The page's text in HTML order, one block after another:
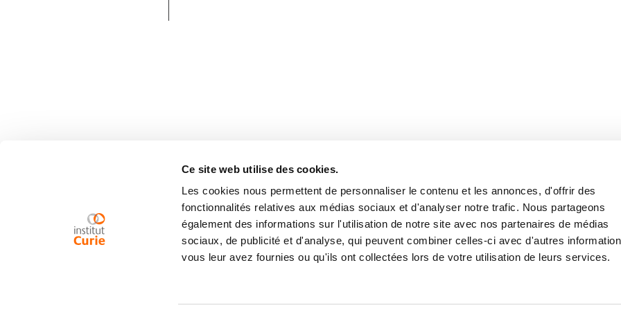
Ce site web utilise des cookies.
Les cookies nous permettent de personnaliser le contenu et les annonces, d'offrir des
fonctionnalités relatives aux médias sociaux et d'analyser notre trafic. Nous partageons
également des informations sur l'utilisation de notre site avec nos partenaires de médias
sociaux, de publicité et d'analyse, qui peuvent combiner celles-ci avec d'autres
vous leur avez fournies ou qu'ils ont collectées lors de votre utilisation de leurs services.
Mentions légales